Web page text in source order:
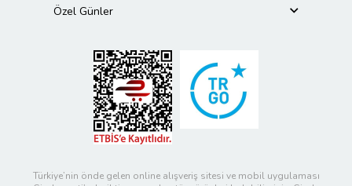
Özel Günler
Türkiye’nin önde gelen online alışveriş sitesi ve mobil uygulaması